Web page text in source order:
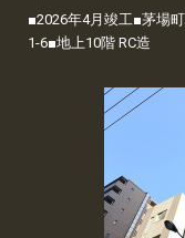
■2026年4月竣工■茅場
1-6■地上10階 RC造